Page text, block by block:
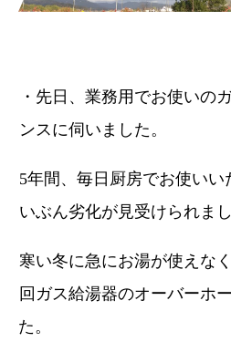
・先日、業務用でお使いの
ンスに伺いました。
5年間、毎日厨房でお使い
いぶん劣化が見受けられまし
寒い冬に急にお湯が使えな
回ガス給湯器のオーバーホ
た。